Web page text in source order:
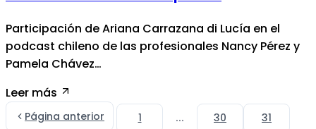
Participación de Ariana Carrazana di Lucía en el
podcast chileno de las profesionales Nancy Pérez y
Pamela Chávez…
Leer más
Página anterior 1 ... 30 31